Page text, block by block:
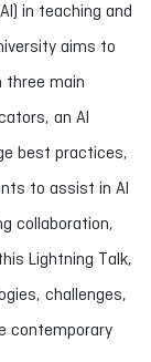
in teaching and
aims to
three main
an AI
best practices,
to assist in AI
collaboration,
Lightning Talk,
challenges,
contemporary